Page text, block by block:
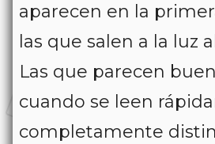
aparecen en la
las que salen a la luz
Las que parecen
cuando se leen
completamente